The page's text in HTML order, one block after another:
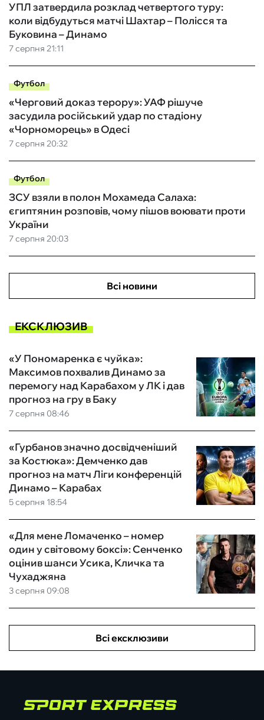
7 серпня 21:11
УПЛ затвердила розклад четвертого туру:
коли відбудуться матчі Шахтар – Полісся та
Буковина – Динамо
Футбол
7 серпня 20:32
«Черговий доказ терору»: УАФ рішуче
засудила російський удар по стадіону
«Чорноморець» в Одесі
Футбол
7 серпня 20:03
ЗСУ взяли в полон Мохамеда Салаха:
єгиптянин розповів, чому пішов воювати проти
України
Всі новини
ЕКСКЛЮЗИВ
7 серпня 08:46
«У Пономаренка є чуйка»:
Максимов похвалив Динамо за
перемогу над Карабахом у ЛК і дав
прогноз на гру в Баку
5 серпня 18:54
«Гурбанов значно досвідченіший
за Костюка»: Демченко дав
прогноз на матч Ліги конференцій
Динамо – Карабах
3 серпня 09:08
«Для мене Ломаченко – номер
один у світовому боксі»: Сенченко
оцінив шанси Усика, Кличка та
Чухаджяна
Всі ексклюзиви